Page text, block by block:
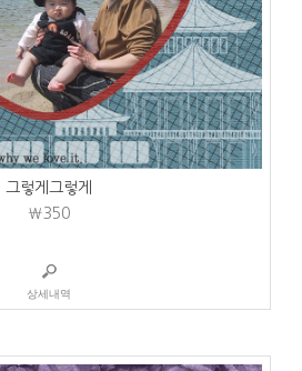
그렇게그렇게
₩350
상세내역